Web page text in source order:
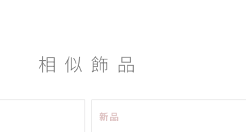
相似飾品
新品